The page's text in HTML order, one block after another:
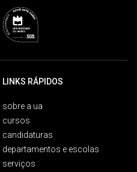
LINKS RÁPIDOS
sobre a ua
cursos
candidaturas
departamentos e escolas
serviços